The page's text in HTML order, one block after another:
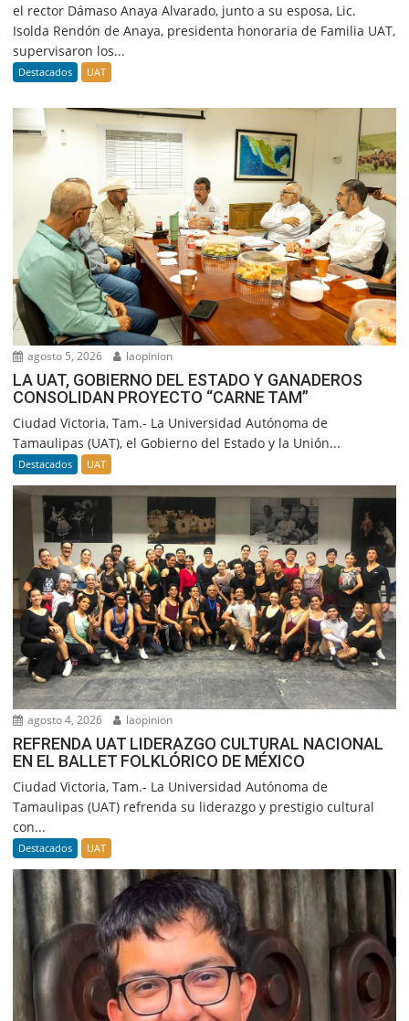
el rector Dámaso Anaya Alvarado, junto a su esposa, Lic.
Isolda Rendón de Anaya, presidenta honoraria de Familia UAT,
supervisaron los...
Destacados UAT
agosto 5, 2026 laopinion
LA UAT, GOBIERNO DEL ESTADO Y GANADEROS
CONSOLIDAN PROYECTO “CARNE TAM”
Ciudad Victoria, Tam.- La Universidad Autónoma de
Tamaulipas (UAT), el Gobierno del Estado y la Unión...
Destacados UAT
agosto 4, 2026 laopinion
REFRENDA UAT LIDERAZGO CULTURAL NACIONAL
EN EL BALLET FOLKLÓRICO DE MÉXICO
Ciudad Victoria, Tam.- La Universidad Autónoma de
Tamaulipas (UAT) refrenda su liderazgo y prestigio cultural
con...
Destacados UAT